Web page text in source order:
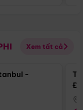
Xem tất cả
Điểm nổi bật
-